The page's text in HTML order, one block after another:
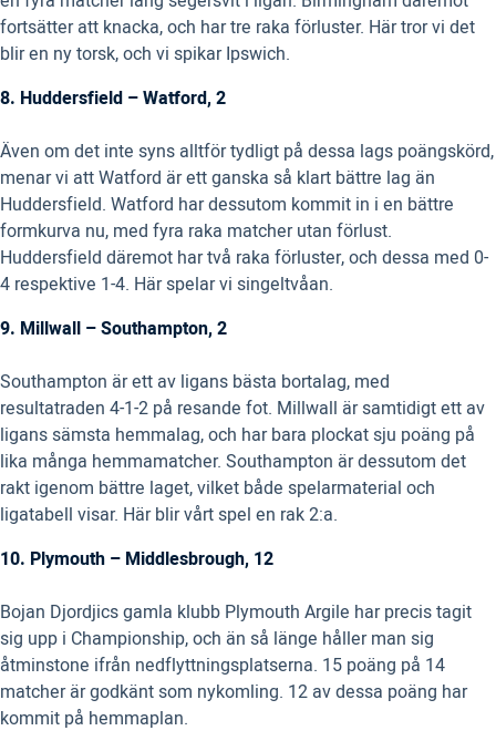
fortsätter att knacka, och har tre raka förluster. Här tror vi det
blir en ny torsk, och vi spikar Ipswich.
8. Huddersfield – Watford, 2
Även om det inte syns alltför tydligt på dessa lags poängskörd,
menar vi att Watford är ett ganska så klart bättre lag än
Huddersfield. Watford har dessutom kommit in i en bättre
formkurva nu, med fyra raka matcher utan förlust.
Huddersfield däremot har två raka förluster, och dessa med 0-
4 respektive 1-4. Här spelar vi singeltvåan.
9. Millwall – Southampton, 2
Southampton är ett av ligans bästa bortalag, med
resultatraden 4-1-2 på resande fot. Millwall är samtidigt ett av
ligans sämsta hemmalag, och har bara plockat sju poäng på
lika många hemmamatcher. Southampton är dessutom det
rakt igenom bättre laget, vilket både spelarmaterial och
ligatabell visar. Här blir vårt spel en rak 2:a.
10. Plymouth – Middlesbrough, 12
Bojan Djordjics gamla klubb Plymouth Argile har precis tagit
sig upp i Championship, och än så länge håller man sig
åtminstone ifrån nedflyttningsplatserna. 15 poäng på 14
matcher är godkänt som nykomling. 12 av dessa poäng har
kommit på hemmaplan.